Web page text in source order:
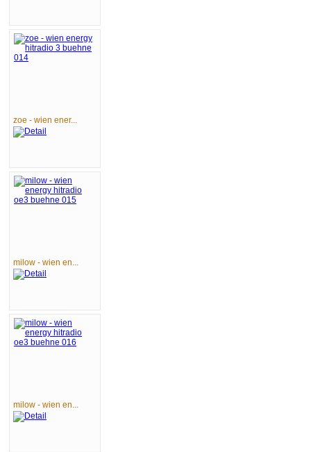
zoe - wien ener...
milow - wien en...
milow - wien en...